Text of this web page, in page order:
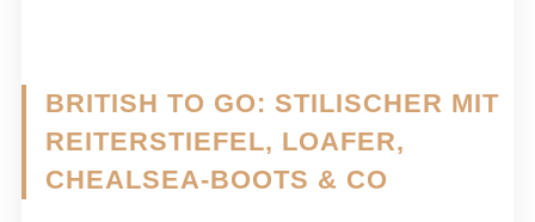
BRITISH TO GO: STILISCHER MIT
REITERSTIEFEL, LOAFER,
CHEALSEA-BOOTS & CO